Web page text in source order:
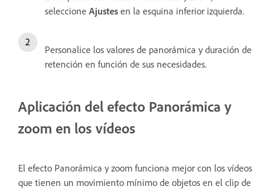
seleccione Ajustes en la esquina inferior izquierda.
Personalice los valores de panorámica y duración de
retención en función de sus necesidades.
Aplicación del efecto Panorámica y
zoom en los vídeos
El efecto Panorámica y zoom funciona mejor con los vídeos
que tienen un movimiento mínimo de objetos en el clip de